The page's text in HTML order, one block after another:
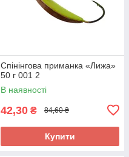
Спінінгова приманка «Лижа»
50 г 001 2
В наявності
42,30 ₴ 84,60 ₴
Купити